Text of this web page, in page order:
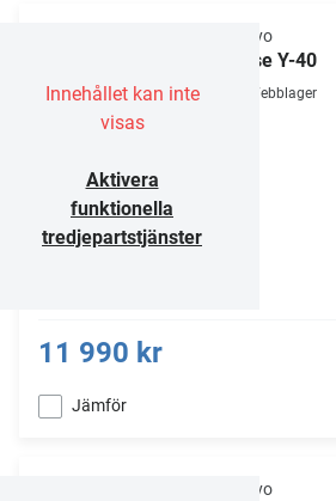
Innehållet kan inte
visas
Aktivera
funktionella
tredjepartstjänster
Onkyo
Muse Y-40
Webblager
11 990 kr
Jämför
Onkyo